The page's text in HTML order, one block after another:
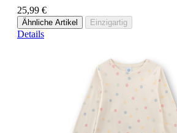
25,99 €
Ähnliche Artikel Einzigartig
Details